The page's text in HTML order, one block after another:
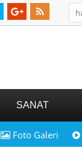
SANAT
Foto Galeri